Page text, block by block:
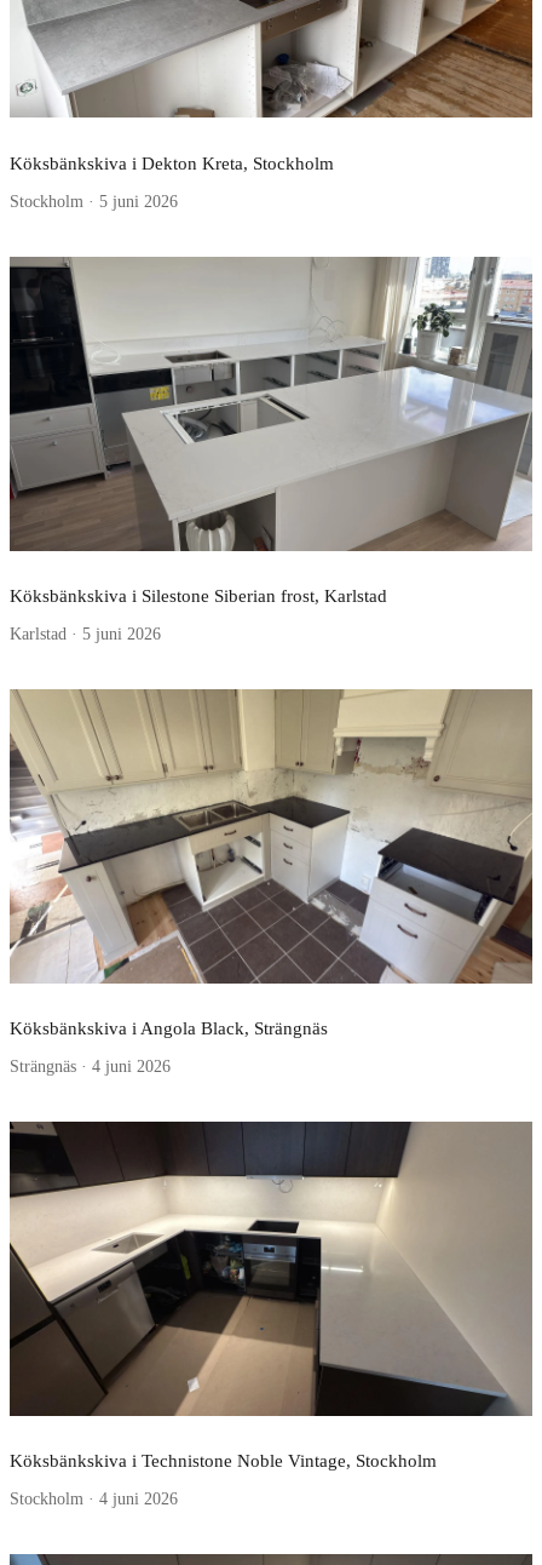
Köksbänkskiva i Dekton Kreta, Stockholm
Stockholm · 5 juni 2026
Köksbänkskiva i Silestone Siberian frost, Karlstad
Karlstad · 5 juni 2026
Köksbänkskiva i Angola Black, Strängnäs
Strängnäs · 4 juni 2026
Köksbänkskiva i Technistone Noble Vintage, Stockholm
Stockholm · 4 juni 2026